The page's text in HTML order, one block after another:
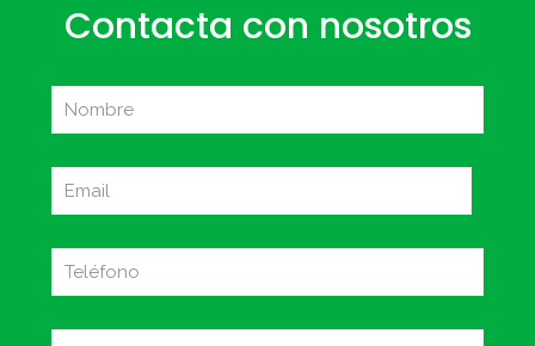
Contacta con nosotros